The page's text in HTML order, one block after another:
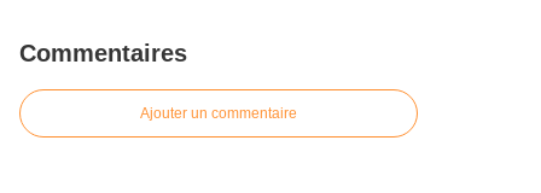
Commentaires
Ajouter un commentaire